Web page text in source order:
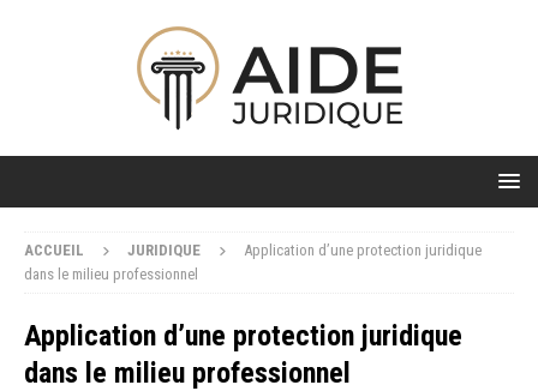
ACCUEIL JURIDIQUE
Application d’une protection juridique
dans le milieu professionnel
Application d’une protection juridique
dans le milieu professionnel